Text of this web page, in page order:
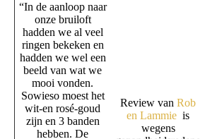
“In de aanloop naar
onze bruiloft
hadden we al veel
ringen bekeken en
hadden we wel een
beeld van wat we
mooi vonden.
Sowieso moest het
wit-en rosé-goud
zijn en 3 banden
hebben. De
Review van Rob
en Lammie is
wegens